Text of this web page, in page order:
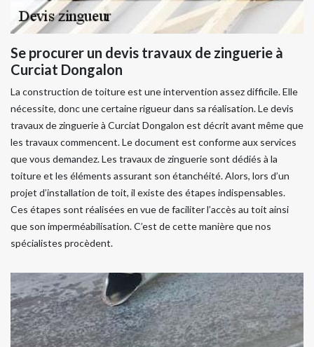
Se procurer un devis travaux de zinguerie à
Curciat Dongalon
La construction de toiture est une intervention assez difficile. Elle
nécessite, donc une certaine rigueur dans sa réalisation. Le devis
travaux de zinguerie à Curciat Dongalon est décrit avant même que
les travaux commencent. Le document est conforme aux services
que vous demandez. Les travaux de zinguerie sont dédiés à la
toiture et les éléments assurant son étanchéité. Alors, lors d’un
projet d’installation de toit, il existe des étapes indispensables.
Ces étapes sont réalisées en vue de faciliter l’accès au toit ainsi
que son imperméabilisation. C’est de cette manière que nos
spécialistes procèdent.